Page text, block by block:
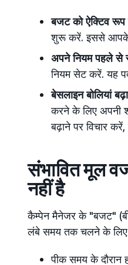
बजट को ऐक्टिव
शुरू करें. इससे आपके
अपने नियम पहले से
नियम सेट करें. यह
बेसलाइन बोलियां
करने के लिए अपनी
बढ़ाने पर विचार
संभावित मूल
नहीं है
कैम्पेन मैनेजर के "बजट"
लंबे समय तक चलने के लिए
पीक समय के दौरान